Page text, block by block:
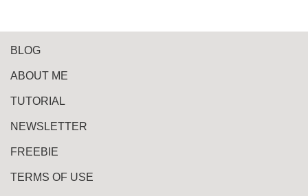
BLOG
ABOUT ME
TUTORIAL
NEWSLETTER
FREEBIE
TERMS OF USE